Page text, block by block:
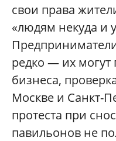
свои права
«людям некуда и
редко — их могут
бизнеса,
Москве и Санкт-
протеста при
павильонов не